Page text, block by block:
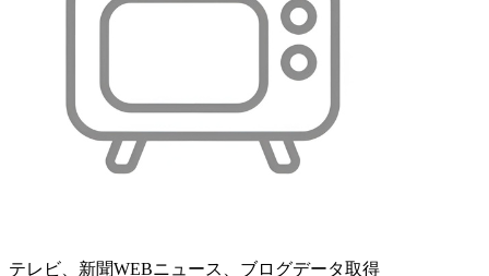
テレビ、新聞WEBニュース、ブログデータ取得